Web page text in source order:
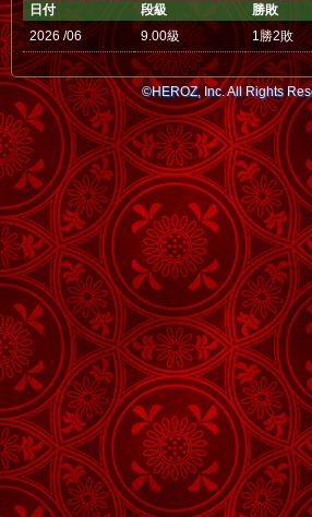
日付 段級 勝敗
2026 /06
9.00級 1勝2敗
©HEROZ, Inc. All Rights